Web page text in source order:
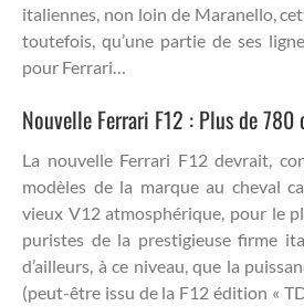
italiennes, non loin de Maranello,
toutefois, qu’une partie de ses
pour Ferrari…
Nouvelle Ferrari F12 : Plus de 780
La nouvelle Ferrari F12 devrait,
modèles de la marque au cheval
vieux V12 atmosphérique, pour le
puristes de la prestigieuse firme
d’ailleurs, à ce niveau, que la
(peut-être issu de la F12 édition «